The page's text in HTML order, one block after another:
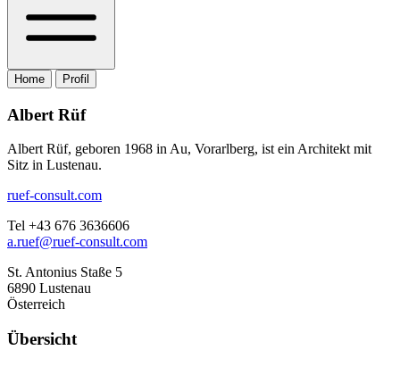
Home Profil
Albert Rüf
Albert Rüf, geboren 1968 in Au, Vorarlberg, ist ein Architekt mit
Sitz in Lustenau.
ruef-consult.com
Tel +43 676 3636606
a.ruef@ruef-consult.com
St. Antonius Staße 5
6890 Lustenau
Österreich
Übersicht